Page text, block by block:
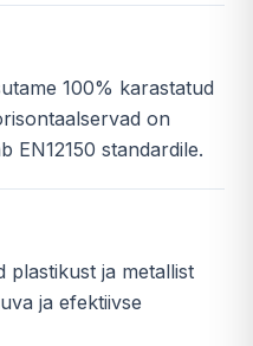
100% karastatud
on
EN12150 standardile.
plastikust ja metallist
ja efektiivse